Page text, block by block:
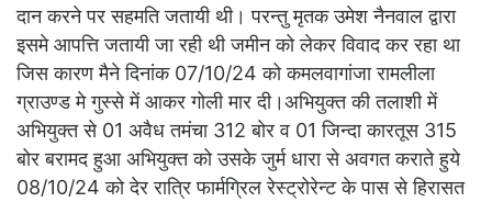
दान करने पर सहमति जतायी थी। परन्तु मृतक उमेश नैनवाल द्वारा
इसमे आपत्ति जतायी जा रही थी जमीन को लेकर विवाद कर रहा था
जिस कारण मैने दिनांक 07/10/24 को कमलवागांजा रामलीला
ग्राउण्ड मे गुस्से में आकर गोली मार दी।अभियुक्त की तलाशी में
अभियुक्त से 01 अवैध तमंचा 312 बोर व 01 जिन्दा कारतूस 315
बोर बरामद हुआ अभियुक्त को उसके जुर्म धारा से अवगत कराते हुये
08/10/24 को देर रात्रि फार्मग्रिल रेस्ट्रोरेन्ट के पास से हिरासत